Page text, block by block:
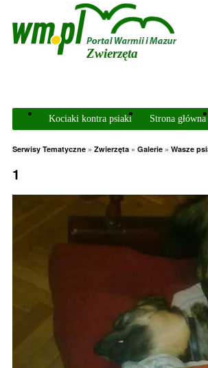
Zwierzęta
Kociaki kontra psiaki Strona główna
Serwisy Tematyczne » Zwierzęta » Galerie » Wasze
1